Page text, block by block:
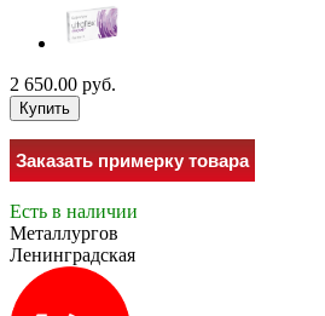
2 650.00 руб.
Купить
Заказать примерку товара
Есть в наличии
Металлургов
Ленинградская